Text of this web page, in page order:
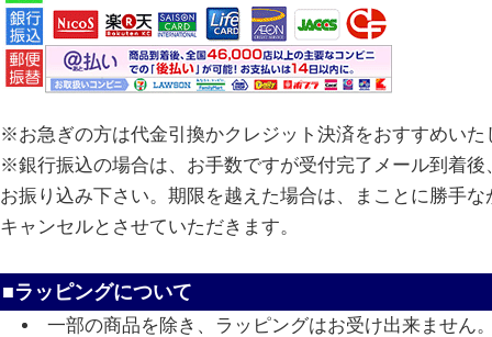
※お急ぎの方は代金引換かクレジット決済をおすすめいた
※銀行振込の場合は、お手数ですが受付完了メール到着後
お振り込み下さい。期限を越えた場合は、まことに勝手な
キャンセルとさせていただきます。
■ラッピングについて
一部の商品を除き、ラッピングはお受け出来ません